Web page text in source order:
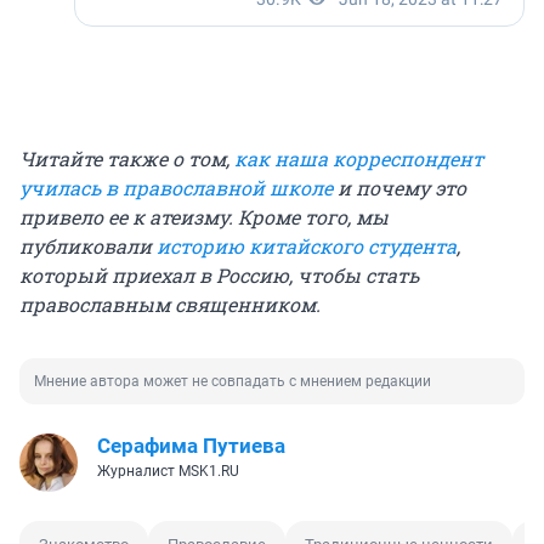
Читайте также о том,как наша корреспондент
училась в православной школеи почему это
привело ее к атеизму. Кроме того, мы
публиковалиисторию китайского студента,
который приехал в Россию, чтобы стать
православным священником.
Мнение автора может не совпадать с мнением редакции
Серафима Путиева
Журналист MSK1.RU